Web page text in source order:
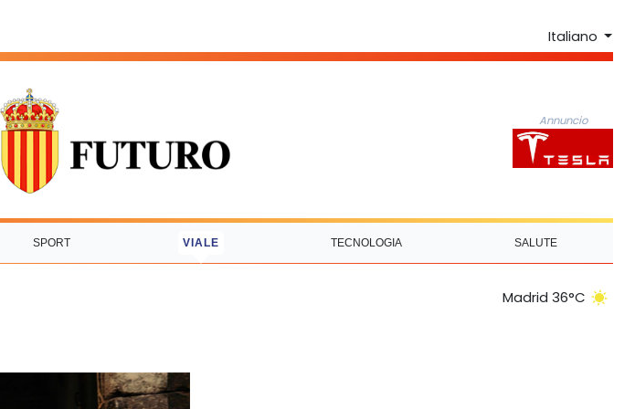
Italiano
Annuncio
SPORT VIALE TECNOLOGIA SALUTE
Madrid 36°C